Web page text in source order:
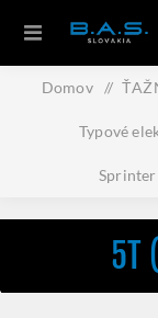
Domov /
Typové
5T